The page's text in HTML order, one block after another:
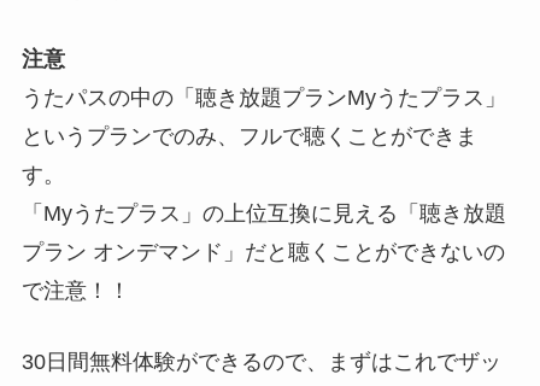
注意
うたパスの中の「聴き放題プランMyうたプラス」
というプランでのみ、フルで聴くことができま
す。
「Myうたプラス」の上位互換に見える「聴き放題
プラン オンデマンド」だと聴くことができないの
で注意！！
30日間無料体験ができるので、まずはこれでザッ